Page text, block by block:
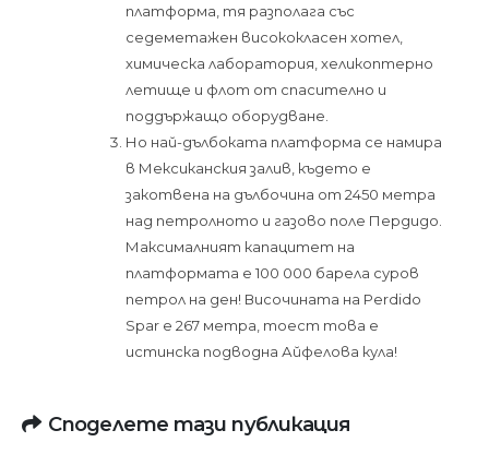
платформа, тя разполага със
седеметажен висококласен хотел,
химическа лаборатория, хеликоптерно
летище и флот от спасително и
поддържащо оборудване.
Но най-дълбоката платформа се намира
в Мексиканския залив, където е
закотвена на дълбочина от 2450 метра
над петролното и газово поле Пердидо.
Максималният капацитет на
платформата е 100 000 барела суров
петрол на ден! Височината на Perdido
Spar е 267 метра, тоест това е
истинска подводна Айфелова кула!
Споделете тази публикация